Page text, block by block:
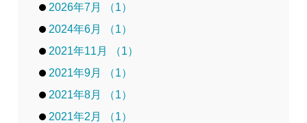
2026年7月 （1）
2024年6月 （1）
2021年11月 （1）
2021年9月 （1）
2021年8月 （1）
2021年2月 （1）